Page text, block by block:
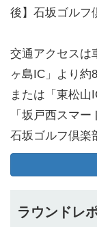
後】石坂ゴルフ
交通アクセスは
ヶ島IC」より約
または「東松山
「坂戸西スマ
石坂ゴルフ倶楽
ースをご用意し
し、クラブバス
ラウンドレ